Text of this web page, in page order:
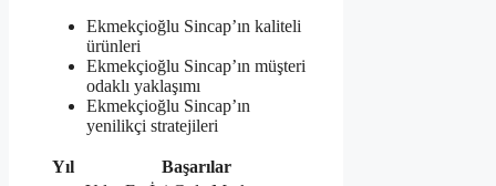
Ekmekçioğlu Sincap’ın kaliteli
ürünleri
Ekmekçioğlu Sincap’ın müşteri
odaklı yaklaşımı
Ekmekçioğlu Sincap’ın
yenilikçi stratejileri
Yıl
Başarılar